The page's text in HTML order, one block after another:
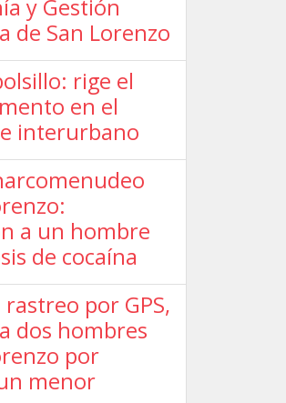
y Gestión
de San Lorenzo
rige el
en el
interurbano
a un hombre
de cocaína
rastreo por GPS,
dos hombres
por
menor